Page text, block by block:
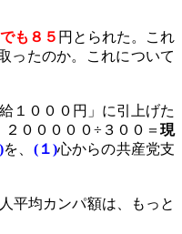
も８５ 円とられた。これ
ったのか。これについて
１０００円」に引上げた
２０００００÷３００＝現
)を、 (１)心からの共産党支
平均カンパ額は、もっと